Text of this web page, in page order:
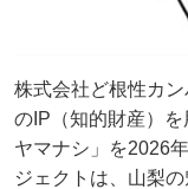
株式会社ど根性カン
のIP（知的財産）
ヤマナシ」を2026
ジェクトは、山梨